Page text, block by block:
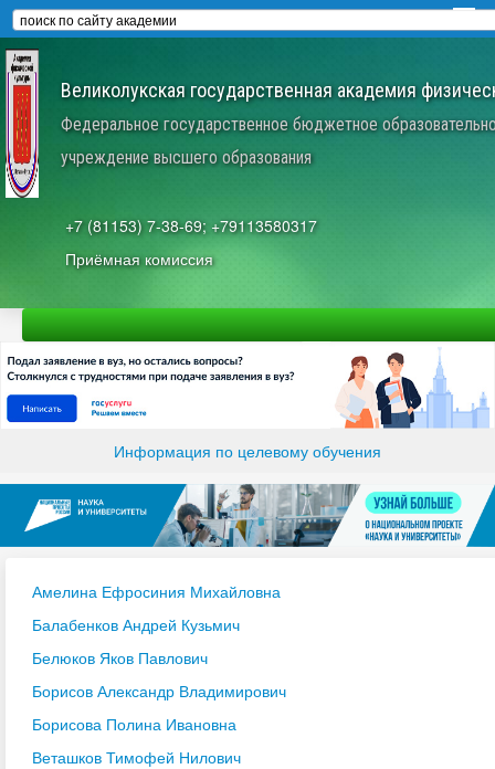
Великолукская государственная академия
Федеральное государственное бюджетное
учреждение высшего образования
+7 (81153) 7-38-69; +79113580317
Приёмная комиссия
Информация по целевому обучения
Амелина Ефросиния Михайловна
Балабенков Андрей Кузьмич
Белюков Яков Павлович
Борисов Александр Владимирович
Борисова Полина Ивановна
Веташков Тимофей Нилович